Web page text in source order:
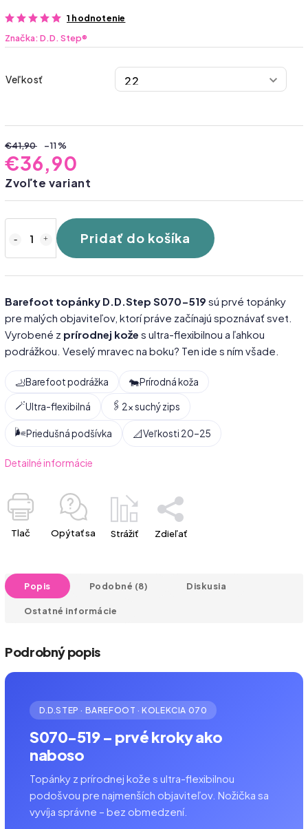
1 hodnotenie
Značka:D.D. Step®
Veľkosť
€41,90 –11 %
€36,90
Zvoľte variant
Pridať do košíka
Barefoot topánky D.D.Step S070-519 sú prvé topánky
pre malých objaviteľov, ktorí práve začínajú spoznávať svet.
Vyrobené z prírodnej kože s ultra-flexibilnou a ľahkou
podrážkou. Veselý mravec na boku? Ten ide s ním všade.
🦶Barefoot podrážka 🐄Prírodná koža
🪄Ultra-flexibilná 🖇️ 2× suchý zips
🌬️Priedušná podšívka 📐Veľkosti 20–25
Detailné informácie
Tlač Opýtať sa Strážiť Zdieľať
Popis Podobné (8) Diskusia
Ostatné informácie
Podrobný popis
D.D.STEP · BAREFOOT · KOLEKCIA 070
S070-519 – prvé kroky ako
naboso
Topánky z prírodnej kože s ultra-flexibilnou
podošvou pre najmenších objaviteľov. Nožička sa
vyvíja správne – bez obmedzení.